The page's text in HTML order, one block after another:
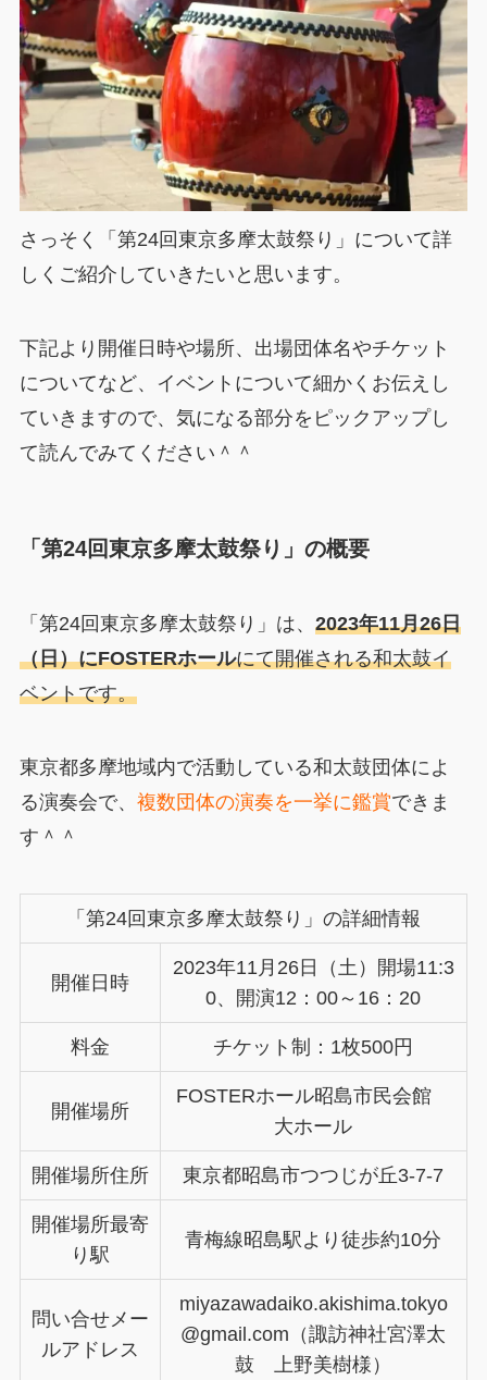
さっそく「第24回東京多摩太鼓祭り」について詳
しくご紹介していきたいと思います。
下記より開催日時や場所、出場団体名やチケット
についてなど、イベントについて細かくお伝えし
ていきますので、気になる部分をピックアップし
て読んでみてください＾＾
「第24回東京多摩太鼓祭り」の概要
「第24回東京多摩太鼓祭り」は、 2023年11月26日
（日）にFOSTERホールにて開催される和太鼓イ
ベントです。
東京都多摩地域内で活動している和太鼓団体によ
る演奏会で、 複数団体の演奏を一挙に鑑賞できま
す＾＾
「第24回東京多摩太鼓祭り」の詳細情報
開催日時
2023年11月26日（土）開場11:3
0、開演12：00～16：20
料金 チケット制：1枚500円
開催場所
FOSTERホール昭島市民会館
大ホール
開催場所住所 東京都昭島市つつじが丘3-7-7
開催場所最寄
り駅
青梅線昭島駅より徒歩約10分
問い合せメー
ルアドレス
miyazawadaiko.akishima.tokyo
@gmail.com（諏訪神社宮澤太
鼓 上野美樹様）